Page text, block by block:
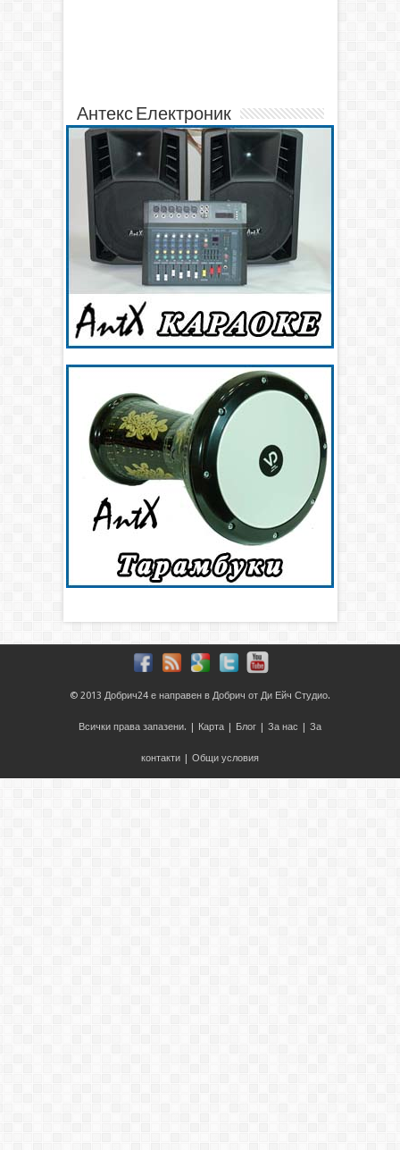
Антекс Електроник
© 2013 Добрич24 е направен в Добрич от Ди Ейч Студио.
Всички права запазени. | Карта Блог За нас За
контакти Общи условия